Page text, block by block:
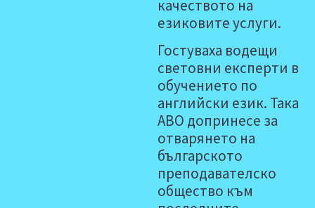
качеството на
езиковите услуги.
Гостуваха водещи
световни експерти в
обучението по
английски език. Така
АВО допринесе за
отварянето на
българското
преподавателско
общество към